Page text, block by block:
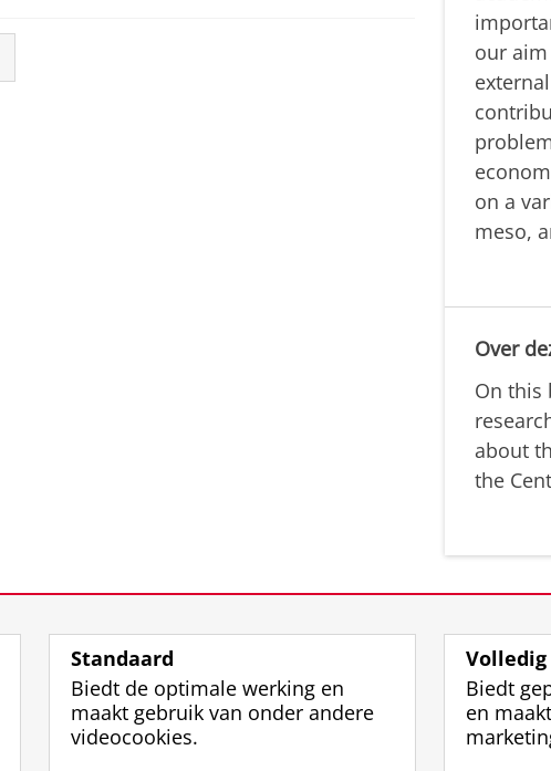
our
on a
meso,
Over
On this
about
the
Standaard
Biedt de optimale werking en
maakt gebruik van onder andere
videocookies.
Volledig
Biedt
en